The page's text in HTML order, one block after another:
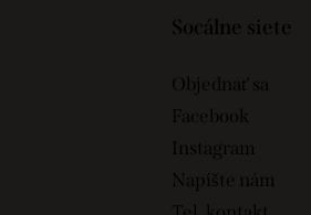
Socálne siete
Objednať sa
Facebook
Instagram
Napíšte nám